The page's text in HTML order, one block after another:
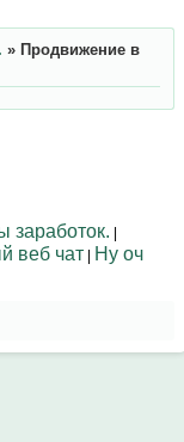
» Продвижение в
заработок. |
веб чат | Ну оч